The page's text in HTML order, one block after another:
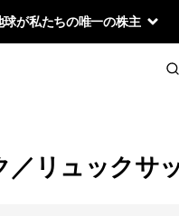
球が私たちの唯一の株主
サック
／リュックサ